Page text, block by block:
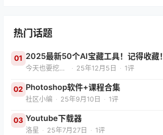
热门话题
01 2025最新50个AI宝藏工具！记得收藏！
今天也要挖App · 25年12月5日 · 1评
02 Photoshop软件+课程合集
社区小编 · 25年9月10日 · 1评
03 Youtube下载器
洛星 · 25年7月27日 · 1评